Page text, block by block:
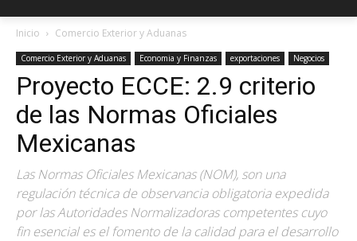
Inicio Comercio Exterior y Aduanas
Comercio Exterior y Aduanas Economia y Finanzas exportaciones Negocios
Proyecto ECCE: 2.9 criterio
de las Normas Oficiales
Mexicanas
Las Normas Oficiales Mexicanas (NOM), son una
regulación técnica de observancia obligatoria expedida
por las Autoridades Normalizadoras competentes cuyo
fin esencial es el fomento de la calidad para el desarrollo